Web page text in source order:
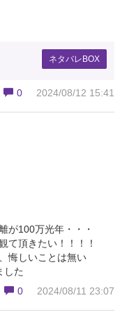
ネタバレBOX
0 2024/08/12 15:41
が100万光年・・・
て頂きたい！！！！
悔しいことは無い
した
0
2024/08/11 23:07